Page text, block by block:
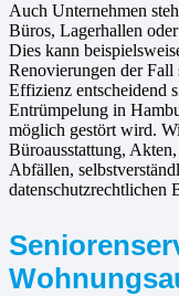
Auch Unternehmen
Büros, Lagerhallen
Dies kann
Renovierungen der Fall
Effizienz entscheidend
Entrümpelung in
möglich gestört wird.
Büroausstattung,
Abfällen,
datenschutzrechtlichen